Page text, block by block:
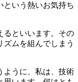
という熱いお気持ち
るといいます。その
ムを組んでしまう
ように、私は、技術